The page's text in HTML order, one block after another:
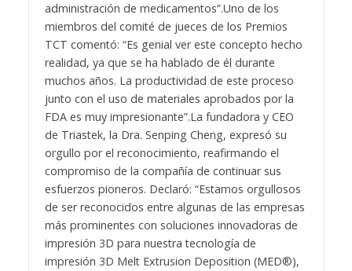
administración de medicamentos”.Uno de los
miembros del comité de jueces de los Premios
TCT comentó: “Es genial ver este concepto hecho
realidad, ya que se ha hablado de él durante
muchos años. La productividad de este proceso
junto con el uso de materiales aprobados por la
FDA es muy impresionante”.La fundadora y CEO
de Triastek, la Dra. Senping Cheng, expresó su
orgullo por el reconocimiento, reafirmando el
compromiso de la compañía de continuar sus
esfuerzos pioneros. Declaró: “Estamos orgullosos
de ser reconocidos entre algunas de las empresas
más prominentes con soluciones innovadoras de
impresión 3D para nuestra tecnología de
impresión 3D Melt Extrusion Deposition (MED®),